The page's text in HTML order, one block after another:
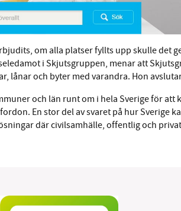
om alla platser fyllts upp skulle det
i Skjutsgruppen, menar att
lånar och byter med varandra. Hon
och län runt om i hela Sverige för att
En stor del av svaret på hur Sverige
där civilsamhälle, offentlig och